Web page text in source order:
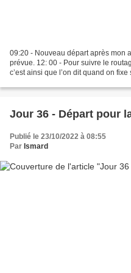
09:20 - Nouveau départ après mon
prévue. 12: 00 - Pour suivre le
c’est ainsi que l’on dit quand on
Jour 36 - Départ pour
Publié le 23/10/2022 à 08:55
Par Ismard